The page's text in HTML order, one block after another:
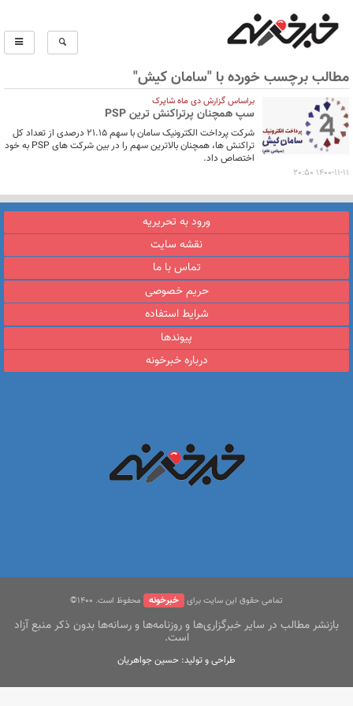
مطالب برچسب خورده با "سامان کیش"
براساس گزارش دی ماه شاپرک
سپ همچنان پرتراکنش ترین PSP
شرکت پرداخت الکترونیک سامان با سهم 21.15 درصدی از تعداد کل
تراکنش ها، همچنان بالاترین سهم را در بین شرکت های PSP به خود
اختصاص داد.
1400-11-11 20:50
ورود به تحریریه
نقشه سایت
تماس با ما
حریم خصوصی
شرایط استفاده
پیوندها
درباره خبرخونه
تمامی حقوق این سایت برای خبرخونه محفوظ است. ۱400©
بازنشر مطالب در سایر خبرگزاری‌ها و روزنامه‌ها و رسانه‌ها بدون ذکر منبع آزاد
است.
طراحی و تولید: حسین جواهریان